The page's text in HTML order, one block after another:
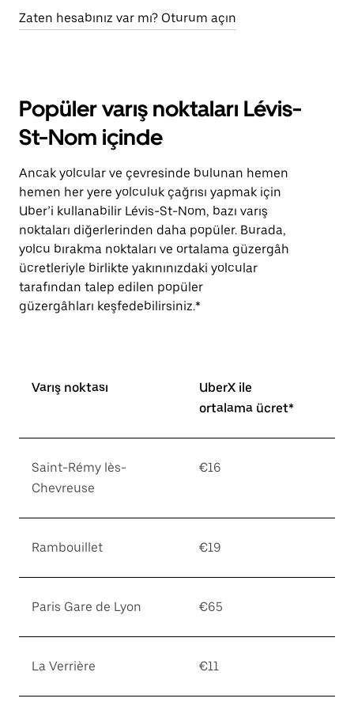
Zaten hesabınız var mı? Oturum açın
Popüler varış noktaları Lévis-
St-Nom içinde
Ancak yolcular ve çevresinde bulunan hemen
hemen her yere yolculuk çağrısı yapmak için
Uber’i kullanabilir Lévis-St-Nom, bazı varış
noktaları diğerlerinden daha popüler. Burada,
yolcu bırakma noktaları ve ortalama güzergâh
ücretleriyle birlikte yakınınızdaki yolcular
tarafından talep edilen popüler
güzergâhları keşfedebilirsiniz.*
Varış noktası
UberX ile
ortalama ücret*
Saint-Rémy lès-
Chevreuse
€16
Rambouillet €19
Paris Gare de Lyon €65
La Verrière €11